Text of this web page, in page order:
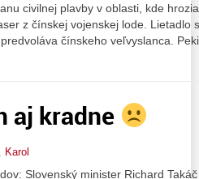
civilnej plavby v oblasti, kde
z čínskej vojenskej lode. Lietadlo
čínskeho veľvyslanca.
aj kradne
Karol
Slovenský minister Richard